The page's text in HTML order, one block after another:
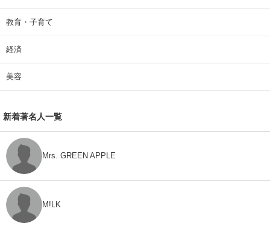
教育・子育て
経済
美容
新着著名人一覧
Mrs. GREEN APPLE
M!LK